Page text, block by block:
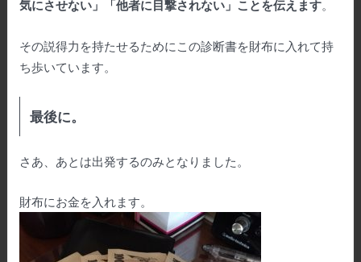
気にさせない」「他者に目撃されない」ことを伝えます。
その説得力を持たせるためにこの診断書を財布に入れて持
ち歩いています。
最後に。
さあ、あとは出発するのみとなりました。
財布にお金を入れます。